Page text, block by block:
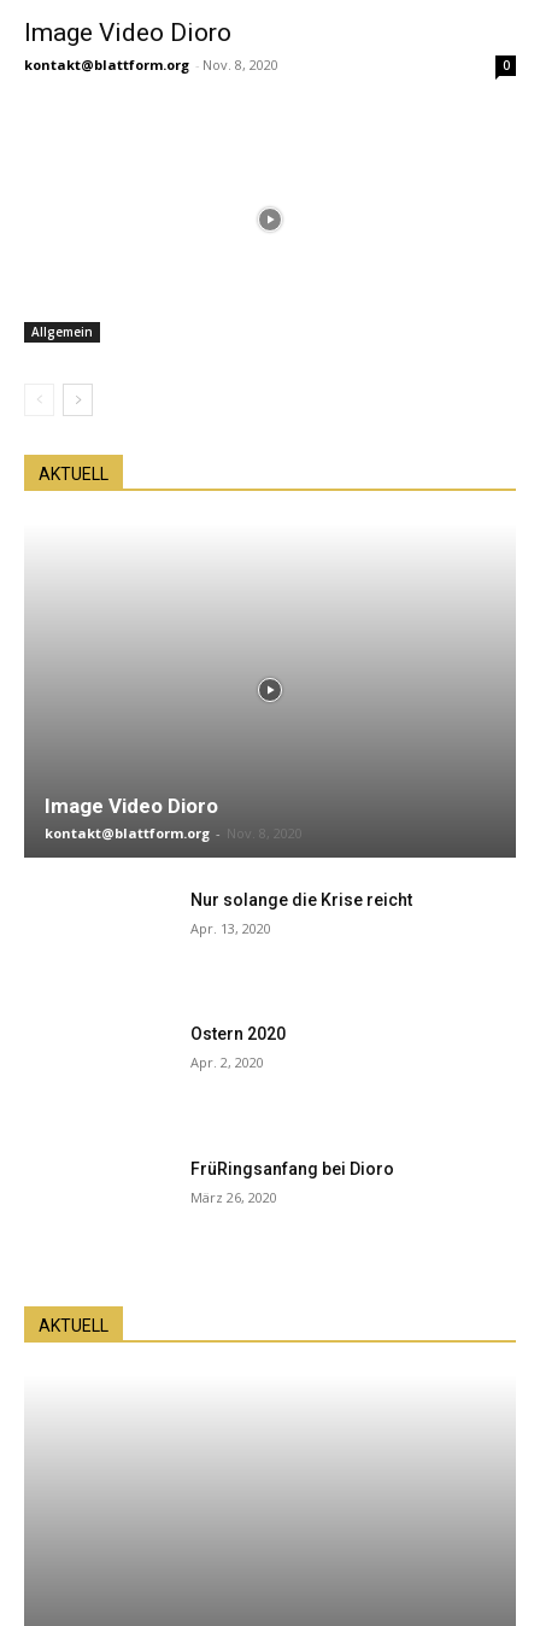
Image Video Dioro
kontakt@blattform.org - Nov. 8, 2020 0
Allgemein
AKTUELL
Image Video Dioro
kontakt@blattform.org - Nov. 8, 2020
Nur solange die Krise reicht
Apr. 13, 2020
Ostern 2020
Apr. 2, 2020
FrüRingsanfang bei Dioro
März 26, 2020
AKTUELL